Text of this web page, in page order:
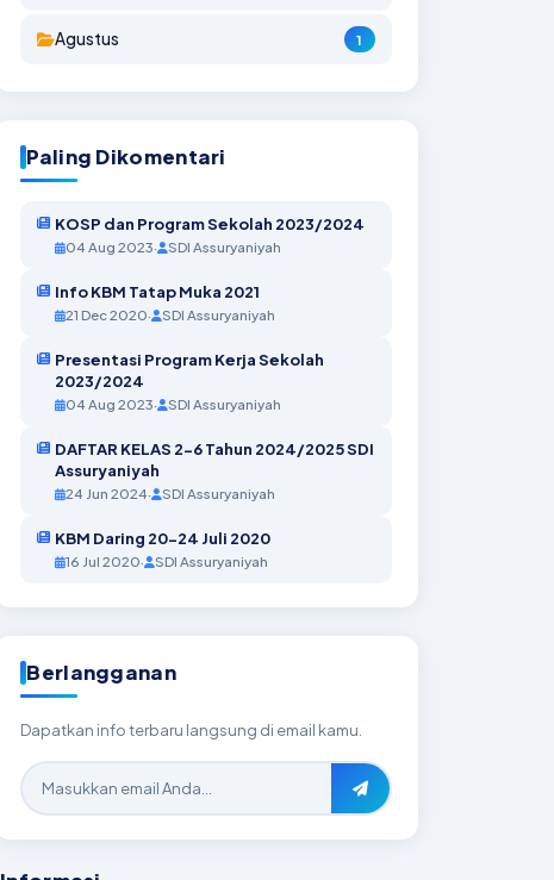
Agustus 1
Paling Dikomentari
KOSP dan Program Sekolah 2023/2024
04 Aug 2023· SDI Assuryaniyah
Info KBM Tatap Muka 2021
21 Dec 2020· SDI Assuryaniyah
Presentasi Program Kerja Sekolah
2023/2024
04 Aug 2023· SDI Assuryaniyah
DAFTAR KELAS 2-6 Tahun 2024/2025 SDI
Assuryaniyah
24 Jun 2024· SDI Assuryaniyah
KBM Daring 20-24 Juli 2020
16 Jul 2020· SDI Assuryaniyah
Berlangganan
Dapatkan info terbaru langsung di email kamu.